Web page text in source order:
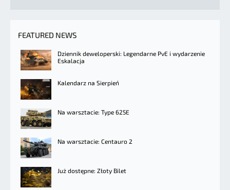
FEATURED NEWS
Dziennik deweloperski: Legendarne PvE i wydarzenie
Eskalacja
Kalendarz na Sierpień
Na warsztacie: Type 625E
Na warsztacie: Centauro 2
Już dostępne: Złoty Bilet